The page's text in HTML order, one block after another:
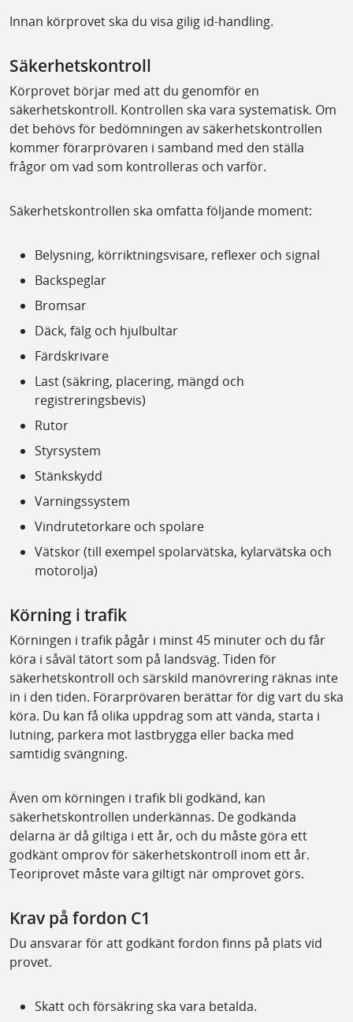
Innan körprovet ska du visa gilig id-handling.
Säkerhetskontroll
Körprovet börjar med att du genomför en
säkerhetskontroll. Kontrollen ska vara systematisk. Om
det behövs för bedömningen av säkerhetskontrollen
kommer förarprövaren i samband med den ställa
frågor om vad som kontrolleras och varför.
Säkerhetskontrollen ska omfatta följande moment:
Belysning, körriktningsvisare, reflexer och signal
Backspeglar
Bromsar
Däck, fälg och hjulbultar
Färdskrivare
Last (säkring, placering, mängd och
registreringsbevis)
Rutor
Styrsystem
Stänkskydd
Varningssystem
Vindrutetorkare och spolare
Vätskor (till exempel spolarvätska, kylarvätska och
motorolja)
Körning i trafik
Körningen i trafik pågår i minst 45 minuter och du får
köra i såväl tätort som på landsväg. Tiden för
säkerhetskontroll och särskild manövrering räknas inte
in i den tiden. Förarprövaren berättar för dig vart du ska
köra. Du kan få olika uppdrag som att vända, starta i
lutning, parkera mot lastbrygga eller backa med
samtidig svängning.
Även om körningen i trafik bli godkänd, kan
säkerhetskontrollen underkännas. De godkända
delarna är då giltiga i ett år, och du måste göra ett
godkänt omprov för säkerhetskontroll inom ett år.
Teoriprovet måste vara giltigt när omprovet görs.
Krav på fordon C1
Du ansvarar för att godkänt fordon finns på plats vid
provet.
Skatt och försäkring ska vara betalda.